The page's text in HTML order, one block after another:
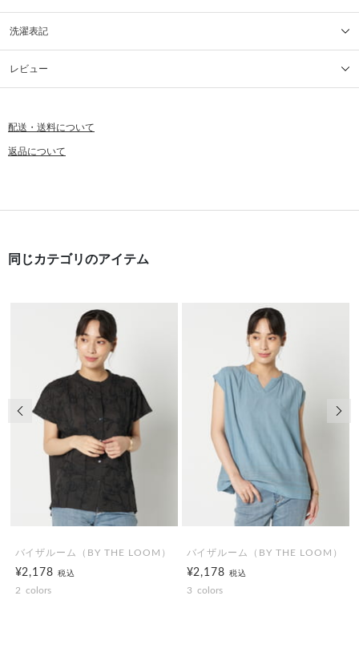
洗濯表記
レビュー
配送・送料について
返品について
同じカテゴリのアイテム
バイザルーム（BY THE LOOM）
¥2,178税込
2 colors
バイザルーム（BY THE LOOM）
¥2,178税込
3 colors
前の画像